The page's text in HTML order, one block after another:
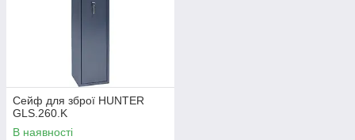
Сейф для зброї HUNTER
GLS.260.K
В наявності